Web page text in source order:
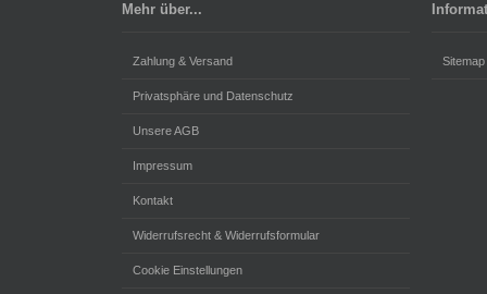
Mehr über...
Zahlung & Versand
Privatsphäre und Datenschutz
Unsere AGB
Impressum
Kontakt
Widerrufsrecht & Widerrufsformular
Cookie Einstellungen
Sitemap